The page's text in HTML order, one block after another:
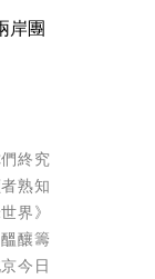
岸團
終究
熟知
界》
釀籌
今日